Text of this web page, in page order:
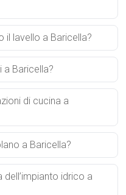
il lavello a Baricella?
a Baricella?
di cucina a
a Baricella?
idrico a